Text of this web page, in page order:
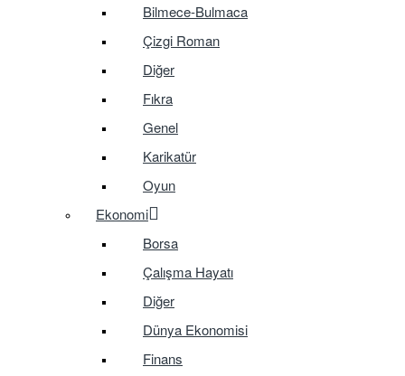
Bilmece-Bulmaca
Çizgi Roman
Diğer
Fıkra
Genel
Karikatür
Oyun
Ekonomi
Borsa
Çalışma Hayatı
Diğer
Dünya Ekonomisi
Finans